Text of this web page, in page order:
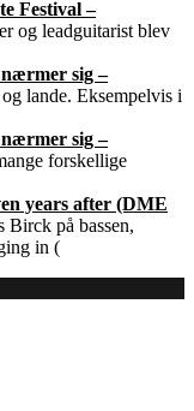
Festival –
og leadguitarist blev
sig –
lande. Eksempelvis i
sig –
forskellige
years after (DME
på bassen,
in (